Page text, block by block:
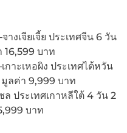
างเจียเจี้ย ประเทศจีน 6 วัน
บาท
กาะเหอผิง ประเทศไต้หวัน
ลค่า 9,999 บาท
ล ประเทศเกาหลีใต้ 4 วัน 2
บาท